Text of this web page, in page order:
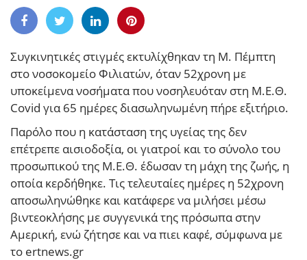
Συγκινητικές στιγμές εκτυλίχθηκαν τη Μ. Πέμπτη
στο νοσοκομείο Φιλιατών, όταν 52χρονη με
υποκείμενα νοσήματα που νοσηλευόταν στη Μ.Ε.Θ.
Covid για 65 ημέρες διασωληνωμένη πήρε εξιτήριο.
Παρόλο που η κατάσταση της υγείας της δεν
επέτρεπε αισιοδοξία, οι γιατροί και το σύνολο του
προσωπικού της Μ.Ε.Θ. έδωσαν τη μάχη της ζωής, η
οποία κερδήθηκε. Τις τελευταίες ημέρες η 52χρονη
αποσωληνώθηκε και κατάφερε να μιλήσει μέσω
βιντεοκλήσης με συγγενικά της πρόσωπα στην
Αμερική, ενώ ζήτησε και να πιει καφέ, σύμφωνα με
το ertnews.gr